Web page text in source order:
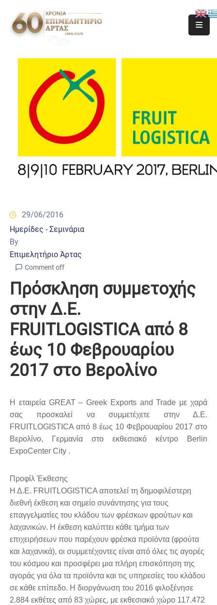
29/06/2016
Ημερίδες - Σεμινάρια
By
Επιμελητήριο Άρτας
Comment off
Πρόσκληση συμμετοχής
στην Δ.Ε.
FRUITLOGISTICA από 8
έως 10 Φεβρουαρίου
2017 στο Βερολίνο
Η εταιρεία GREAT – Greek Exports and Trade με χαρά
σας προσκαλεί να συμμετέχετε στην Δ.Ε.
FRUITLOGISTICA από 8 έως 10 Φεβρουαρίου 2017 στο
Βερολίνο, Γερμανία στο εκθεσιακό κέντρο Berlin
ExpoCenter City .
Προφίλ Έκθεσης
Η Δ.Ε. FRUITLOGISTICA αποτελεί τη δημοφιλέστερη
διεθνή έκθεση και σημείο συνάντησης για τους
επαγγελματίες του κλάδου των φρέσκων φρούτων και
λαχανικών. Η έκθεση καλύπτει κάθε τμήμα των
επιχειρήσεων που παρέχουν φρέσκα προϊόντα (φρούτα
και λαχανικά), οι συμμετέχοντες είναι από όλες τις αγορές
του κόσμου και προσφέρει μια πλήρη επισκόπηση της
αγοράς για όλα τα προϊόντα και τις υπηρεσίες του κλάδου
σε κάθε επίπεδο. Η διοργάνωση του 2016 φιλοξένησε
2.884 εκθέτες από 83 χώρες, με εκθεσιακό χώρο 117.472